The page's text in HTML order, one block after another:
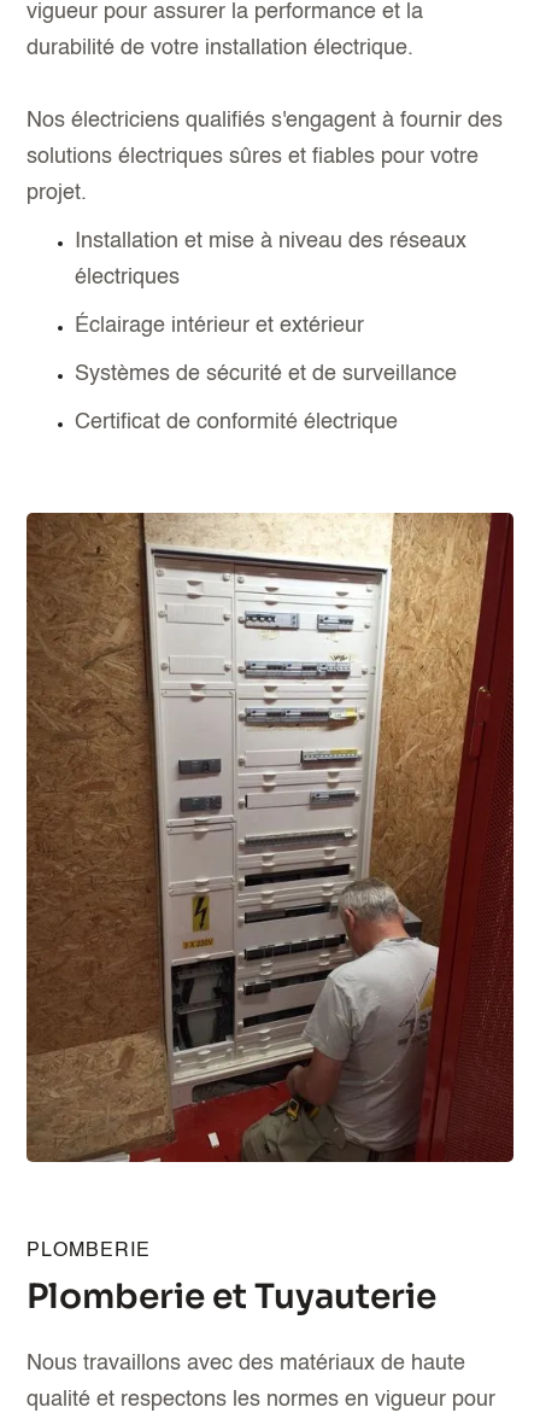
vigueur pour assurer la performance et la
durabilité de votre installation électrique.
‍Nos électriciens qualifiés s'engagent à fournir des
solutions électriques sûres et fiables pour votre
projet.
Installation et mise à niveau des réseaux
électriques
Éclairage intérieur et extérieur
Systèmes de sécurité et de surveillance
Certificat de conformité électrique
PLOMBERIE
Plomberie et Tuyauterie
Nous travaillons avec des matériaux de haute
qualité et respectons les normes en vigueur pour